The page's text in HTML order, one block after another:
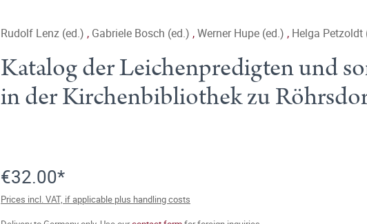
Rudolf Lenz (ed.) , Gabriele Bosch (ed.) ,Werner Hupe (ed.) , Helga Petzoldt
Katalog der Leichenpredigten und
in der Kirchenbibliothek zu
€32.00*
Prices incl. VAT, if applicable plus handling costs